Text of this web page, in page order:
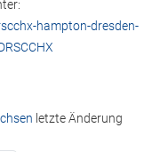
hampton-dresden-
letzte Änderung